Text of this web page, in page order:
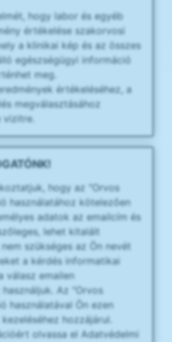
hogy labor és egyéb
értékelése szakorvosi
a klinikai kép és az összes
egészségügyi információ
meg.
értékeléséhez, a
megválasztásához
vizitre.
hogy az "Orvos
használatához kötelezően
adatok az emailcím és
lehet kitalált
szükséges az Ön nevét
a kérdés informatikai
válasz emailen
Az "Orvos
használatával Ön ezen
hozzájárul.
olvassa el Adatvédelmi